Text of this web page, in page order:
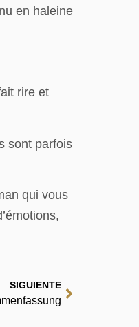
en haleine
rire et
sont parfois
qui vous
SIGUIENTE